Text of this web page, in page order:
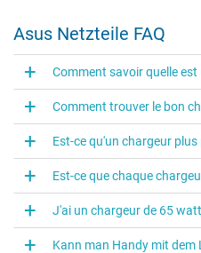
Asus Netzteile FAQ
Comment savoir quelle
Comment trouver le bon
Est-ce qu'un chargeur
Est-ce que chaque
J'ai un chargeur de 65
Kann man Handy mit dem